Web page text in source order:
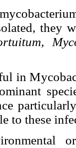
they
in
to these